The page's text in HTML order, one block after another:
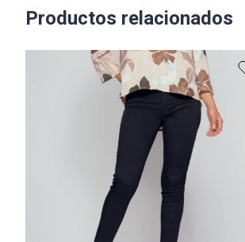
Productos relacionados